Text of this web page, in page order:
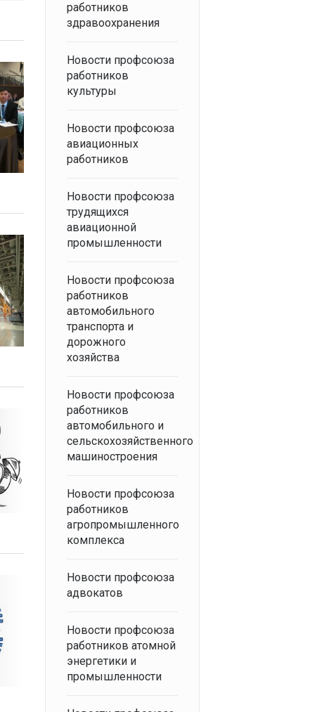
работников
здравоохранения
Новости профсоюза
работников
культуры
Новости профсоюза
авиационных
работников
Новости профсоюза
трудящихся
авиационной
промышленности
Новости профсоюза
работников
автомобильного
транспорта и
дорожного
хозяйства
Новости профсоюза
работников
автомобильного и
сельскохозяйственного
машиностроения
Новости профсоюза
работников
агропромышленного
комплекса
Новости профсоюза
адвокатов
Новости профсоюза
работников атомной
энергетики и
промышленности